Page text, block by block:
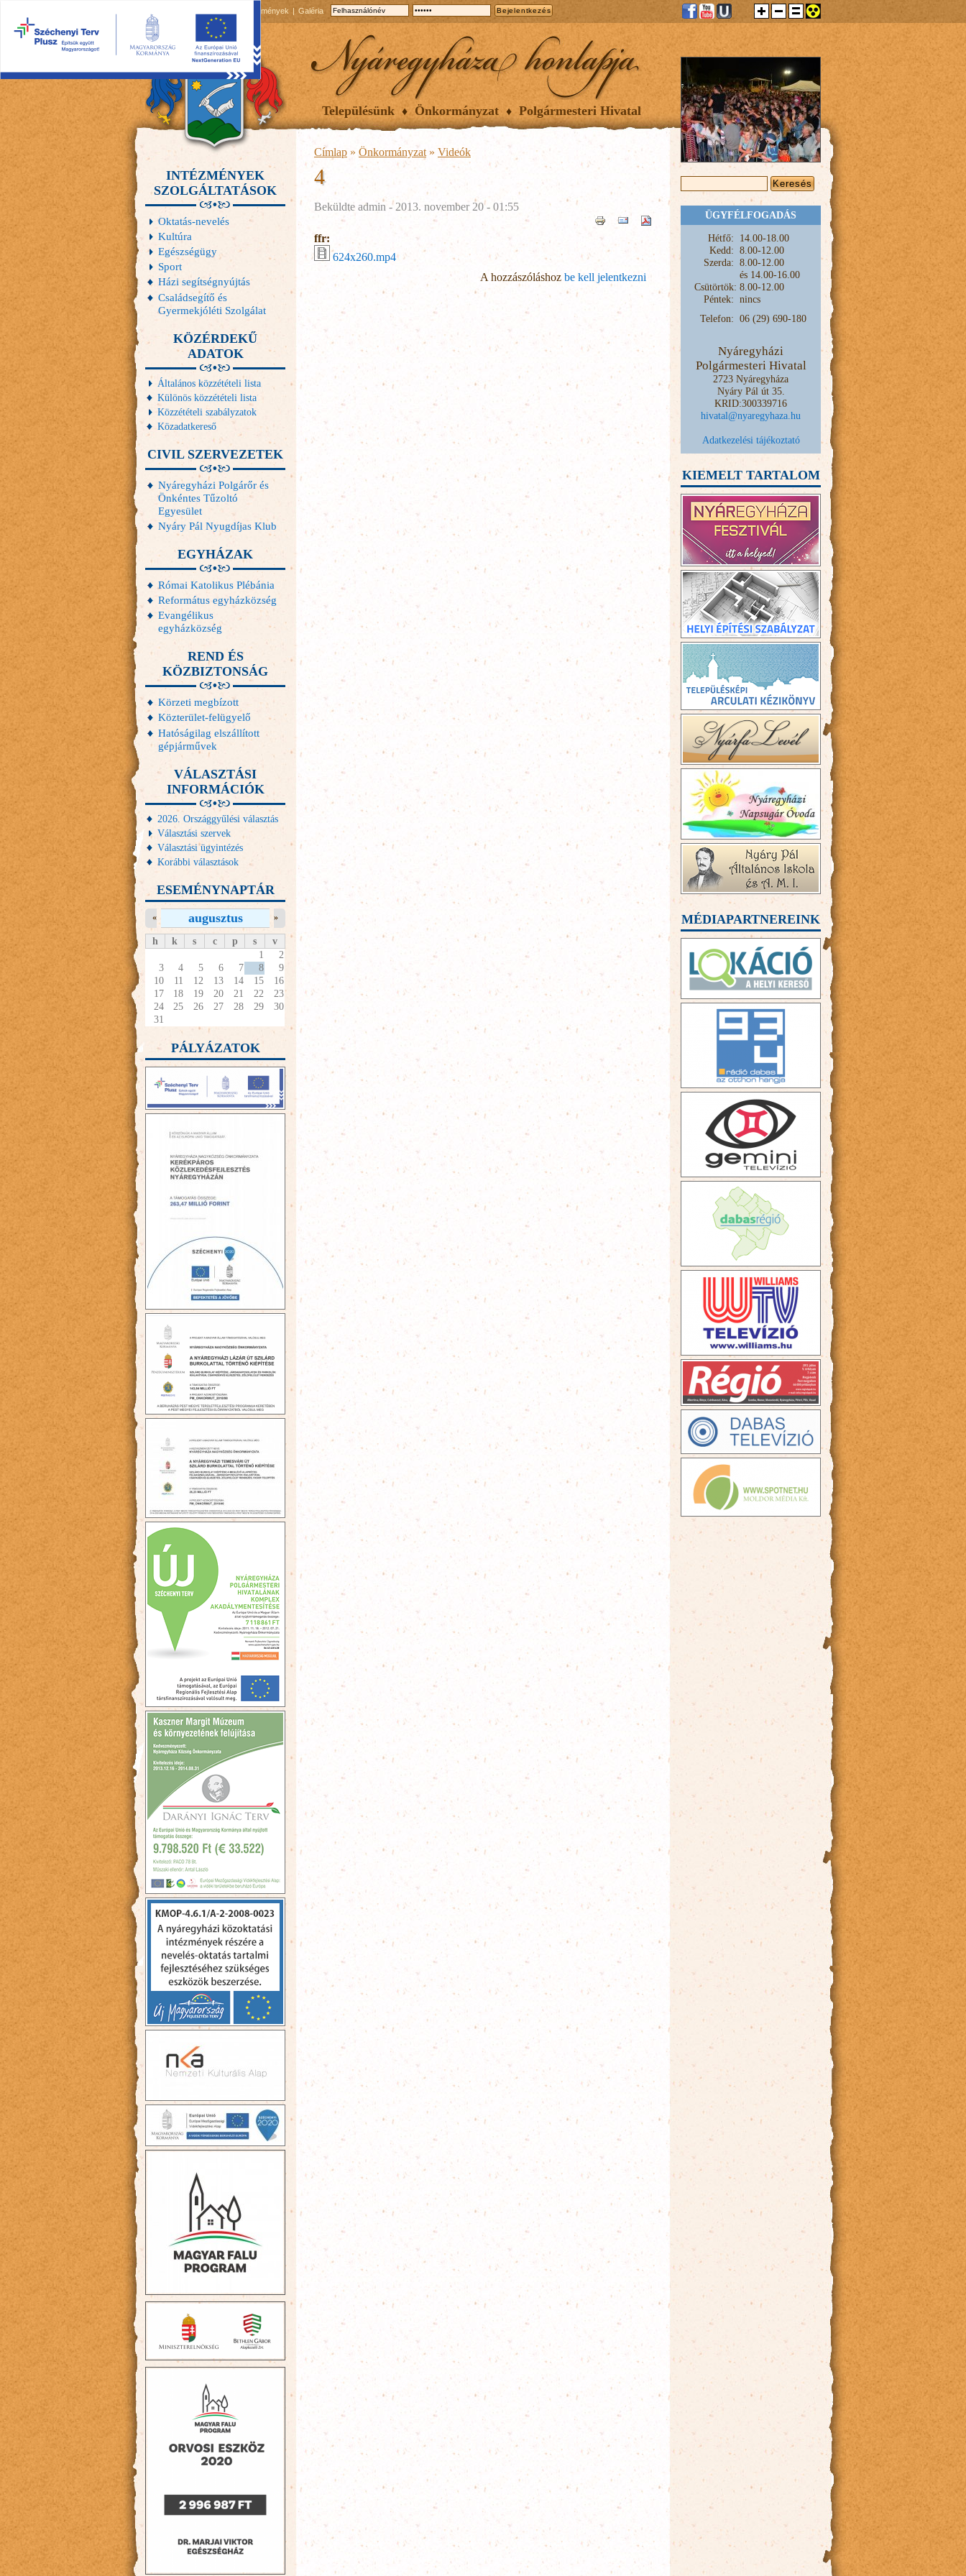
Események Galéria
Településünk Önkormányzat Polgármesteri Hivatal
Címlap » Önkormányzat » Videók
4
Beküldte admin - 2013. november 20 - 01:55
ffr:
624x260.mp4
A hozzászóláshoz be kell jelentkezni
INTÉZMÉNYEK
SZOLGÁLTATÁSOK
Oktatás-nevelés
Kultúra
Egészségügy
Sport
Házi segítségnyújtás
Családsegítő és
Gyermekjóléti Szolgálat
KÖZÉRDEKŰ
ADATOK
Általános közzétételi lista
Különös közzétételi lista
Közzétételi szabályzatok
Közadatkereső
CIVIL SZERVEZETEK
Nyáregyházi Polgárőr és
Önkéntes Tűzoltó
Egyesület
Nyáry Pál Nyugdíjas Klub
EGYHÁZAK
Római Katolikus Plébánia
Református egyházközség
Evangélikus
egyházközség
REND ÉS
KÖZBIZTONSÁG
Körzeti megbízott
Közterület-felügyelő
Hatóságilag elszállított
gépjárművek
VÁLASZTÁSI
INFORMÁCIÓK
2026. Országgyűlési választás
Választási szervek
Választási ügyintézés
Korábbi választások
ESEMÉNYNAPTÁR
augusztus
« »
h k s c p s
v
1
2
3
4 5 6 7 8
9
10
11 12 13 14 15
16
17
18 19 20 21 22
23
24
25 26 27 28 29
30
31
PÁLYÁZATOK
KERESÉS ŰRLAP
ÜGYFÉLFOGADÁS
Hétfő: 14.00-18.00
Kedd: 8.00-12.00
Szerda: 8.00-12.00
és 14.00-16.00
Csütörtök: 8.00-12.00
Péntek: nincs
Telefon: 06 (29) 690-180
Nyáregyházi
Polgármesteri Hivatal
2723 Nyáregyháza
Nyáry Pál út 35.
KRID:300339716
hivatal@nyaregyhaza.hu
Adatkezelési tájékoztató
KIEMELT TARTALOM
MÉDIAPARTNEREINK